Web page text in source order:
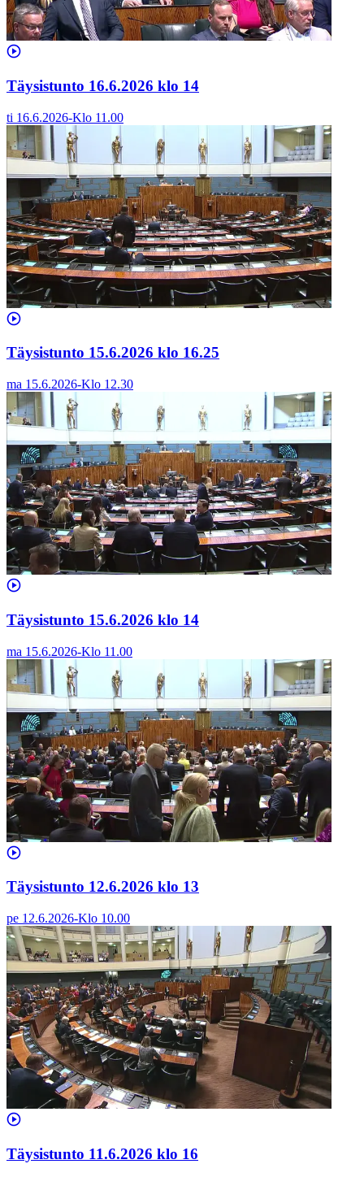
Täysistunto 16.6.2026 klo 14
ti 16.6.2026-Klo 11.00
Täysistunto 15.6.2026 klo 16.25
ma 15.6.2026-Klo 12.30
Täysistunto 15.6.2026 klo 14
ma 15.6.2026-Klo 11.00
Täysistunto 12.6.2026 klo 13
pe 12.6.2026-Klo 10.00
Täysistunto 11.6.2026 klo 16